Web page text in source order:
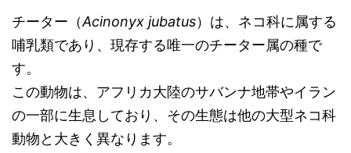
チーター（Acinonyx jubatus）は、ネコ科に属する
哺乳類であり、現存する唯一のチーター属の種で
す。
この動物は、アフリカ大陸のサバンナ地帯やイラン
の一部に生息しており、その生態は他の大型ネコ科
動物と大きく異なります。